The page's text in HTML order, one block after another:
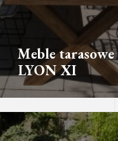
Meble tarasowe
LYON XI